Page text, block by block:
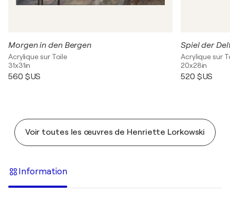
Morgen in den Bergen
Acrylique sur Toile
31x31in
560 $US
Spiel der
Acrylique sur
20x28in
520 $US
Voir toutes les œuvres de Henriette Lorkowski
Information